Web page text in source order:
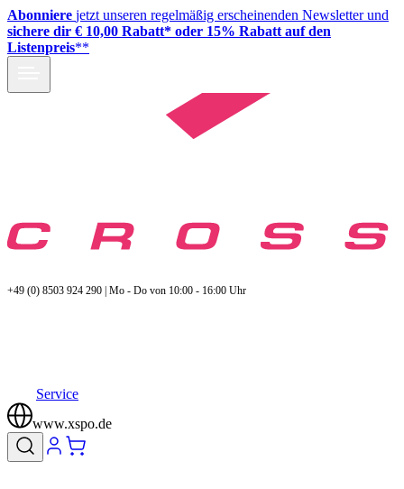
Abonniere jetzt unseren regelmäßig erscheinenden Newsletter und
sichere dir € 10,00 Rabatt* oder 15% Rabatt auf den
Listenpreis**
+49 (0) 8503 924 290 | Mo - Do von 10:00 - 16:00 Uhr
Service
www.xspo.de